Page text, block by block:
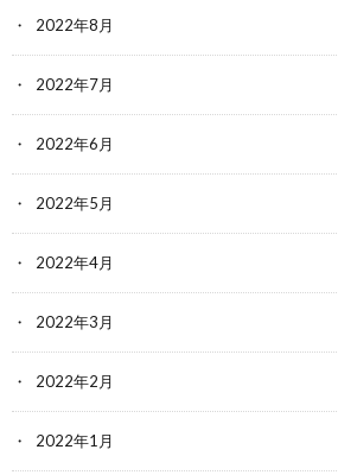
2022年8月
2022年7月
2022年6月
2022年5月
2022年4月
2022年3月
2022年2月
2022年1月